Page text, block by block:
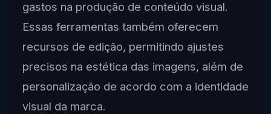
gastos na produção de conteúdo visual.
Essas ferramentas também oferecem
recursos de edição, permitindo ajustes
precisos na estética das imagens, além de
personalização de acordo com a identidade
visual da marca.